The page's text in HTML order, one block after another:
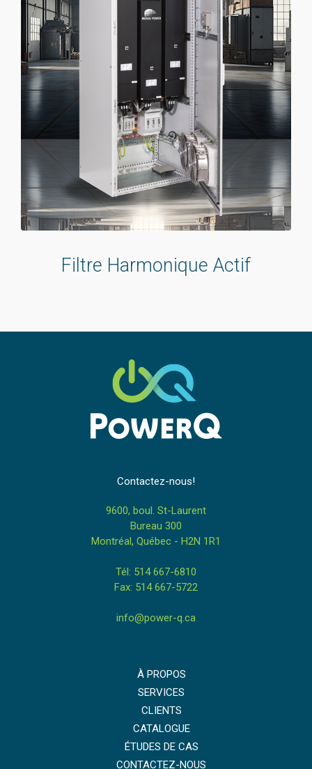
Filtre Harmonique Actif
Contactez-nous!
9600, boul. St-Laurent
Bureau 300
Montréal, Québec - H2N 1R1
Tél: 514 667-6810
Fax: 514 667-5722
info@power-q.ca
À PROPOS
SERVICES
CLIENTS
CATALOGUE
ÉTUDES DE CAS
CONTACTEZ-NOUS